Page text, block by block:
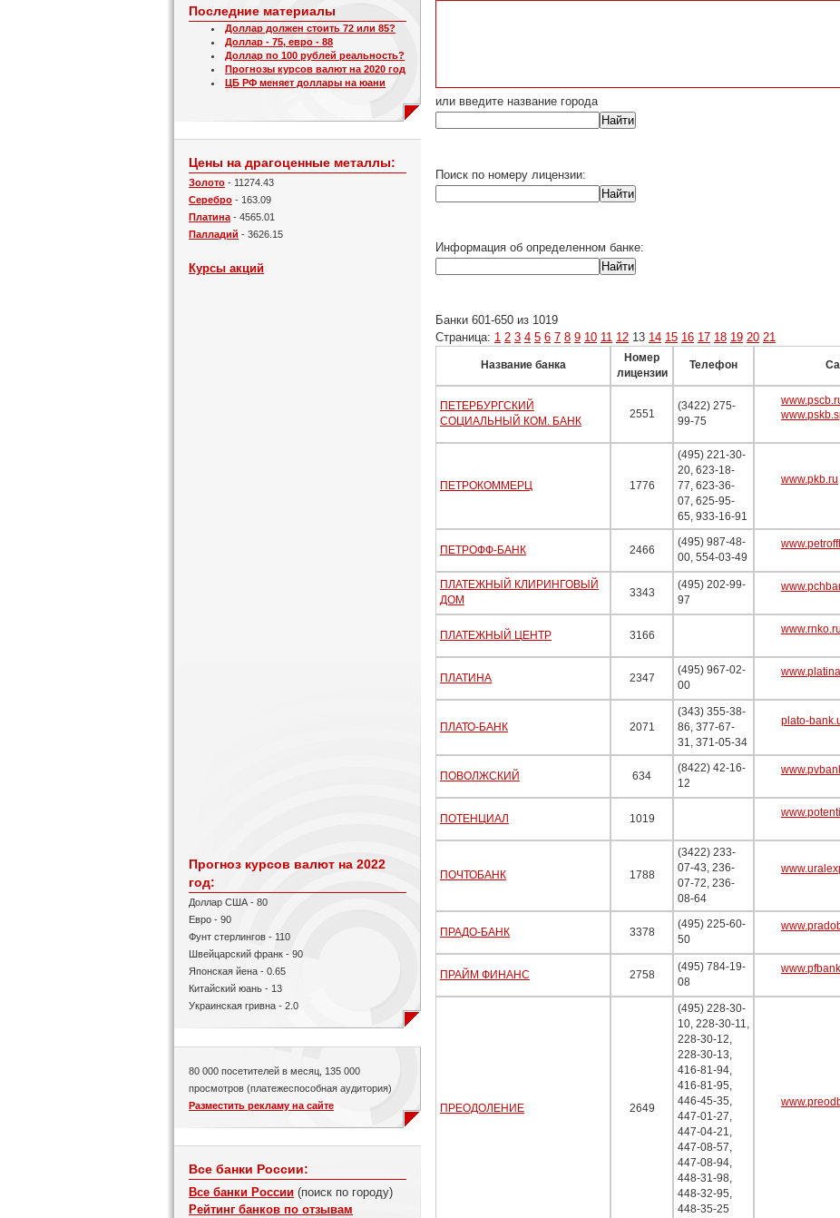
Последние материалы
Доллар должен стоить 72 или 85?
Доллар - 75, евро - 88
Доллар по 100 рублей реальность?
Прогнозы курсов валют на 2020 год
ЦБ РФ меняет доллары на юани
Цены на драгоценные металлы:
Золото - 11274.43
Серебро - 163.09
Платина - 4565.01
Палладий - 3626.15
Курсы акций
Прогноз курсов валют на 2022
год:
Доллар США - 80
Евро - 90
Фунт стерлингов - 110
Швейцарский франк - 90
Японская йена - 0.65
Китайский юань - 13
Украинская гривна - 2.0
80 000 посетителей в месяц, 135 000
просмотров (платежеспособная аудитория)
Разместить рекламу на сайте
Все банки России:
Все банки России (поиск по городу)
Рейтинг банков по отзывам
или введите название города
Поиск по номеру лицензии:
Информация об определенном банке:
Банки 601-650 из 1019
Страница: 1 2 3 4 5 6 7 8 9 10 11 12 13 14 15 16 17 18 19 20 21
Название банка
Номер
лицензии
Телефон
ПЕТЕРБУРГСКИЙ
СОЦИАЛЬНЫЙ КОМ. БАНК
2551
(3422) 275-
99-75
ПЕТРОКОММЕРЦ 1776
(495) 221-30-
20, 623-18-
77, 623-36-
07, 625-95-
65, 933-16-91
www.pkb.ru
ПЕТРОФФ-БАНК 2466
(495) 987-48-
00, 554-03-49
ПЛАТЕЖНЫЙ КЛИРИНГОВЫЙ
ДОМ
3343
(495) 202-99-
97
ПЛАТЕЖНЫЙ ЦЕНТР 3166
www.rnko.ru
ПЛАТИНА 2347
(495) 967-02-
00
ПЛАТО-БАНК 2071
(343) 355-38-
86, 377-67-
31, 371-05-34
plato-
ПОВОЛЖСКИЙ 634
(8422) 42-16-
12
ПОТЕНЦИАЛ 1019
ПОЧТОБАНК 1788
(3422) 233-
07-43, 236-
07-72, 236-
08-64
ПРАДО-БАНК 3378
(495) 225-60-
50
ПРАЙМ ФИНАНС 2758
(495) 784-19-
08
ПРЕОДОЛЕНИЕ 2649
(495) 228-30-
10, 228-30-11,
228-30-12,
228-30-13,
416-81-94,
416-81-95,
446-45-35,
447-01-27,
447-04-21,
447-08-57,
447-08-94,
448-31-98,
448-32-95,
448-35-25